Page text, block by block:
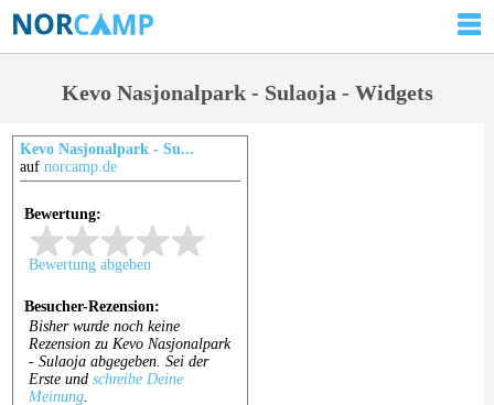
Kevo Nasjonalpark - Sulaoja - Widgets
Kevo Nasjonalpark - Su...
auf norcamp.de